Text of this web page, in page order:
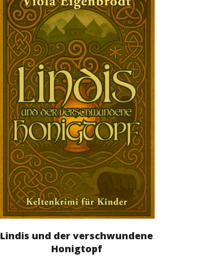
Lindis und der verschwundene
Honigtopf